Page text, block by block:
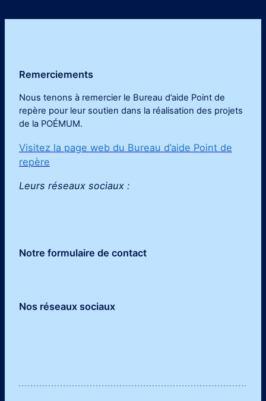
Remerciements
Nous tenons à remercier le Bureau d’aide Point de
repère pour leur soutien dans la réalisation des projets
de la POÉMUM.
Visitez la page web du Bureau d’aide Point de
repère
Leurs réseaux sociaux :
Notre formulaire de contact
Nos réseaux sociaux